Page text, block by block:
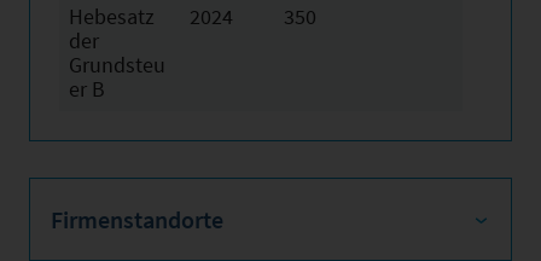
Hebesatz
der
Grundsteu
er B
2024 350
Firmenstandorte